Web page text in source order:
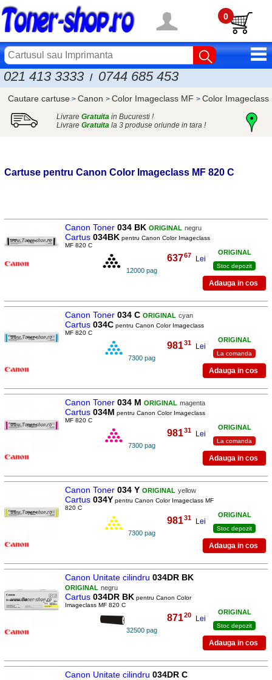
0
021 413 3333 / 0744 685 453
Cautare cartuse > Canon > Color Imageclass MF > Color Imageclass
Livrare Gratuitain Bucuresti !
Livrare Gratuitala 3 produse oriunde in tara !
Cartuse pentru Canon Color Imageclass MF 820 C
Canon Toner 034 BK ORIGINAL negru
Cartus 034BK pentru Canon Color Imageclass
MF 820 C
12000 pag
ORIGINAL
Stoc depozit
63767 Lei
Canon Toner 034 C ORIGINAL cyan
Cartus 034C pentru Canon Color Imageclass
MF 820 C
7300 pag
ORIGINAL
La comanda
98131 Lei
Canon Toner 034 M ORIGINAL magenta
Cartus 034M pentru Canon Color Imageclass
MF 820 C
7300 pag
ORIGINAL
La comanda
98131 Lei
Canon Toner 034 Y ORIGINAL yellow
Cartus 034Y pentru Canon Color Imageclass MF
820 C
7300 pag
ORIGINAL
Stoc depozit
98131 Lei
Canon Unitate cilindru 034DR BK
ORIGINAL negru
Cartus 034DR BK pentru Canon Color
Imageclass MF 820 C
32500 pag
ORIGINAL
Stoc depozit
87120 Lei
Canon Unitate cilindru 034DR C